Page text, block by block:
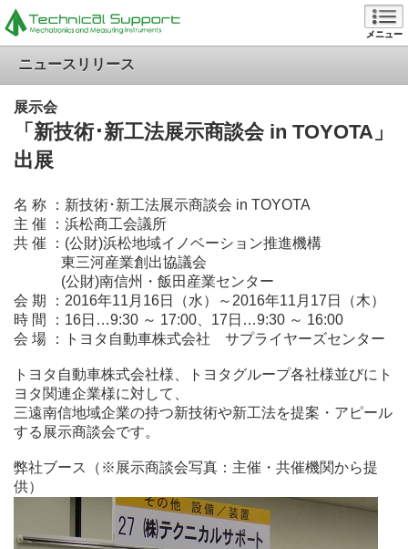
メニュー
ニュースリリース
展示会
「新技術･新工法展示商談会 in TOYOTA」
出展
名 称 ：新技術･新工法展示商談会 in TOYOTA
主 催 ：浜松商工会議所
共 催 ：(公財)浜松地域イノベーション推進機構
東三河産業創出協議会
(公財)南信州・飯田産業センター
会 期 ：2016年11月16日（水）～ 2016年11月17日（木）
時 間 ：16日…9:30 ～ 17:00、17日…9:30 ～ 16:00
会 場 ：トヨタ自動車株式会社 サプライヤーズセンター
トヨタ自動車株式会社様、トヨタグループ各社様並びにト
ヨタ関連企業様に対して、
三遠南信地域企業の持つ新技術や新工法を提案・アピール
する展示商談会です。
弊社ブース（※展示商談会写真：主催・共催機関から提
供）